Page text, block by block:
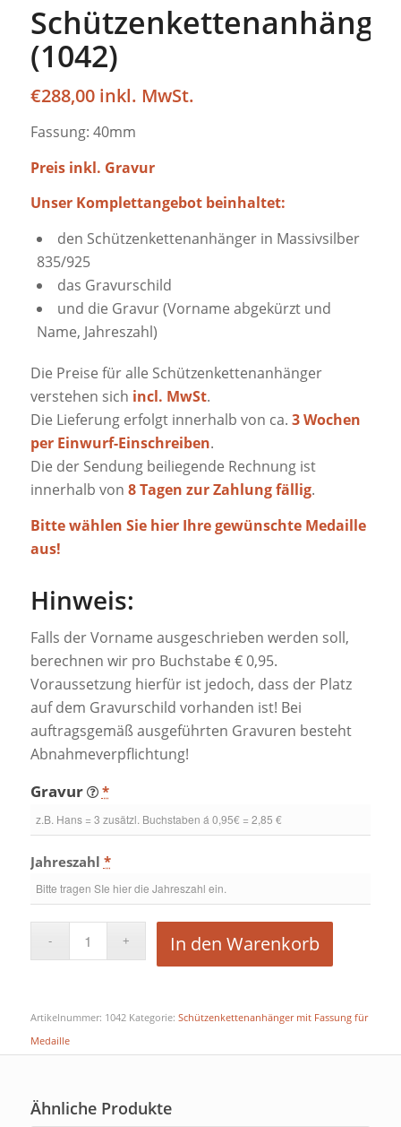
(1042)
€288,00
Fassung: 40mm
Preis inkl. Gravur
Unser Komplettangebot beinhaltet:
den Schützenkettenanhänger in Massivsilber
835/925
das Gravurschild
und die Gravur (Vorname abgekürzt und
Name, Jahreszahl)
Die Preise für alle Schützenkettenanhänger
verstehen sich incl. MwSt.
Die Lieferung erfolgt innerhalb von ca. 3 Wochen
per Einwurf-Einschreiben.
Die der Sendung beiliegende Rechnung ist
innerhalb von 8 Tagen zur Zahlung fällig.
Bitte wählen Sie hier Ihre gewünschte Medaille
aus!
Hinweis:
Falls der Vorname ausgeschrieben werden soll,
berechnen wir pro Buchstabe € 0,95.
Voraussetzung hierfür ist jedoch, dass der Platz
auf dem Gravurschild vorhanden ist! Bei
auftragsgemäß ausgeführten Gravuren besteht
Abnahmeverpflichtung!
Gravur *
Jahreszahl *
In den Warenkorb
Artikelnummer: 1042 Kategorie: Schützenkettenanhänger mit Fassung für
Medaille
Ähnliche Produkte